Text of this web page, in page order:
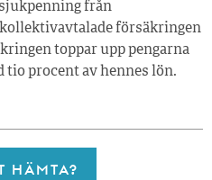
från
försäkringen
toppar upp pengarna
tio procent av hennes lön.
HÄMTA?